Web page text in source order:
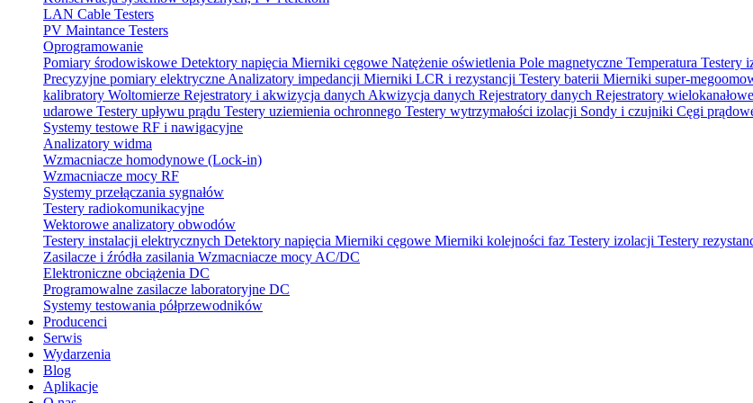
LAN Cable Testers
PV Maintance Testers
Oprogramowanie
Pomiary środowiskowe Detektory napięcia Mierniki cęgowe Natężenie oświetlenia Pole magnetyczne Temperatura Testery
Precyzyjne pomiary elektryczne Analizatory impedancji Mierniki LCR i rezystancji Testery baterii Mierniki super-
kalibratory Woltomierze Rejestratory i akwizycja danych Akwizycja danych Rejestratory danych Rejestratory wielokanałowe
udarowe Testery upływu prądu Testery uziemienia ochronnego Testery wytrzymałości izolacji Sondy i czujniki Cęgi
Systemy testowe RF i nawigacyjne
Analizatory widma
Wzmacniacze homodynowe (Lock‑in)
Wzmacniacze mocy RF
Systemy przełączania sygnałów
Testery radiokomunikacyjne
Wektorowe analizatory obwodów
Testery instalacji elektrycznych Detektory napięcia Mierniki cęgowe Mierniki kolejności faz Testery izolacji Testery
Zasilacze i źródła zasilania Wzmacniacze mocy AC/DC
Elektroniczne obciążenia DC
Programowalne zasilacze laboratoryjne DC
Systemy testowania półprzewodników
Producenci
Serwis
Wydarzenia
Blog
Aplikacje